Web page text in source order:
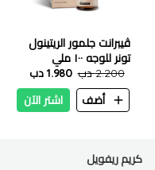
ڤيبرانت جلمور الريتينول
تونر للوجه ١٠٠ ملي
2.200 دب
1.980 دب
أضف
اشتر الآن
كريم ريفويل